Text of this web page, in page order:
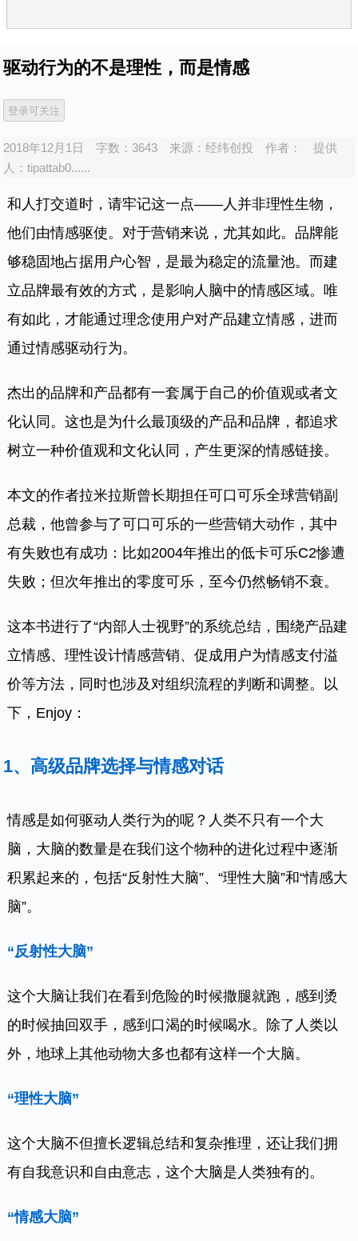
驱动行为的不是理性，而是情感
2018年12月1日 字数：3643 来源：经纬创投 作者：
提供
人：tipattab0......
和人打交道时，请牢记这一点——人并非理性生物，
他们由情感驱使。对于营销来说，尤其如此。品牌能
够稳固地占据用户心智，是最为稳定的流量池。而建
立品牌最有效的方式，是影响人脑中的情感区域。唯
有如此，才能通过理念使用户对产品建立情感，进而
通过情感驱动行为。
杰出的品牌和产品都有一套属于自己的价值观或者文
化认同。这也是为什么最顶级的产品和品牌，都追求
树立一种价值观和文化认同，产生更深的情感链接。
本文的作者拉米拉斯曾长期担任可口可乐全球营销副
总裁，他曾参与了可口可乐的一些营销大动作，其中
有失败也有成功：比如2004年推出的低卡可乐C2惨遭
失败；但次年推出的零度可乐，至今仍然畅销不衰。
这本书进行了“内部人士视野”的系统总结，围绕产品建
立情感、理性设计情感营销、促成用户为情感支付溢
价等方法，同时也涉及对组织流程的判断和调整。以
下，Enjoy：
1、 高级品牌选择与情感对话
情感是如何驱动人类行为的呢？人类不只有一个大
脑，大脑的数量是在我们这个物种的进化过程中逐渐
积累起来的，包括“反射性大脑”、“理性大脑”和“情感大
脑”。
“反射性大脑”
这个大脑让我们在看到危险的时候撒腿就跑，感到烫
的时候抽回双手，感到口渴的时候喝水。除了人类以
外，地球上其他动物大多也都有这样一个大脑。
“理性大脑”
这个大脑不但擅长逻辑总结和复杂推理，还让我们拥
有自我意识和自由意志，这个大脑是人类独有的。
“情感大脑”